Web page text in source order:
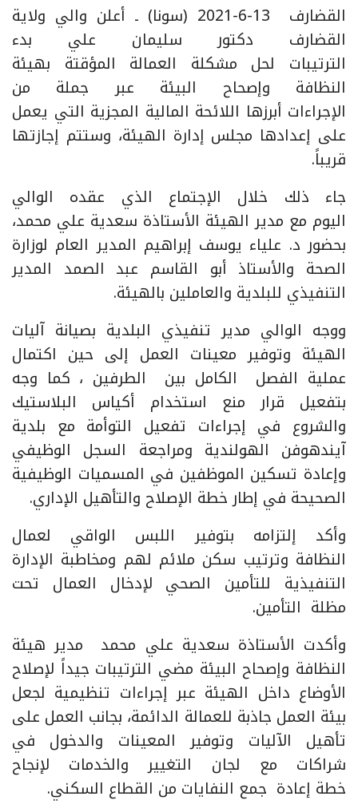
القضارف 13-6-2021 (سونا) ـ أعلن والي ولاية
القضارف دكتور سليمان علي بدء
الترتيبات لحل مشكلة العمالة المؤقتة بهيئة
النظافة وإصحاح البيئة عبر جملة من
الإجراءات أبرزها اللائحة المالية المجزية التي يعمل
على إعدادها مجلس إدارة الهيئة، وستتم إجازتها
قريباً.
جاء ذلك خلال الإجتماع الذي عقده الوالي
اليوم مع مدير الهيئة الأستاذة سعدية علي محمد،
بحضور د. علياء يوسف إبراهيم المدير العام لوزارة
الصحة والأستاذ أبو القاسم عبد الصمد المدير
التنفيذي للبلدية والعاملين بالهيئة.
ووجه الوالي مدير تنفيذي البلدية بصيانة آليات
الهيئة وتوفير معينات العمل إلى حين اكتمال
عملية الفصل الكامل بين الطرفين ، كما وجه
بتفعيل قرار منع استخدام أكياس البلاستيك
والشروع في إجراءات تفعيل التوأمة مع بلدية
آيندهوفن الهولندية ومراجعة السجل الوظيفي
وإعادة تسكين الموظفين في المسميات الوظيفية
الصحيحة في إطار خطة الإصلاح والتأهيل الإداري.
وأكد إلتزامه بتوفير اللبس الواقي لعمال
النظافة وترتيب سكن ملائم لهم ومخاطبة الإدارة
التنفيذية للتأمين الصحي لإدخال العمال تحت
مظلة التأمين.
وأكدت الأستاذة سعدية علي محمد مدير هيئة
النظافة وإصحاح البيئة مضي الترتيبات جيداً لإصلاح
الأوضاع داخل الهيئة عبر إجراءات تنظيمية لجعل
بيئة العمل جاذبة للعمالة الدائمة، بجانب العمل على
تأهيل الآليات وتوفير المعينات والدخول في
شراكات مع لجان التغيير والخدمات لإنجاح
خطة إعادة جمع النفايات من القطاع السكني.